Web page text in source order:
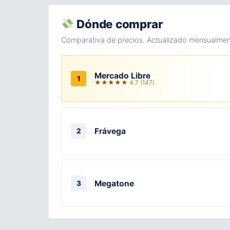
Dónde comprar
Comparativa de precios. Actualizado
1 Mercado Libre
★★★★★ 4.7 (147)
2 Frávega
3 Megatone